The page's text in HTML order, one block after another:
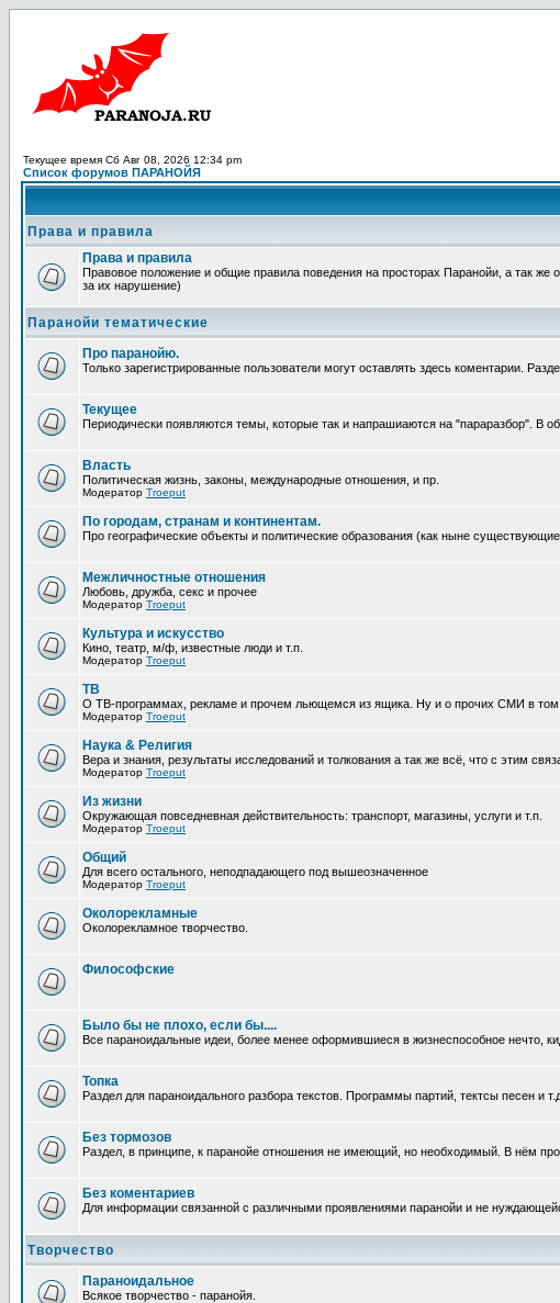
Текущее время Сб Авг 08, 2026 12:34 pm
Список форумов ПАРАНОЙЯ
Права и правила
Права и правила
Правовое положение и общие правила поведения на просторах Паранойи, а так
за их нарушение)
Паранойи тематические
Про паранойю.
Только зарегистрированные пользователи могут оставлять здесь коментарии.
Текущее
Периодически появляются темы, которые так и напрашиаются на "параразбор". В
Власть
Политическая жизнь, законы, международные отношения, и пр.
Модератор Troeput
По городам, странам и континентам.
Про географические объекты и политические образования (как ныне
Межличностные отношения
Любовь, дружба, секс и прочее
Модератор Troeput
Культура и искусство
Кино, театр, м/ф, известные люди и т.п.
Модератор Troeput
ТВ
О ТВ-программах, рекламе и прочем льющемся из ящика. Ну и о прочих СМИ в том
Модератор Troeput
Наука & Религия
Вера и знания, результаты исследований и толкования а так же всё, что с этим
Модератор Troeput
Из жизни
Окружающая повседневная действительность: транспорт, магазины, услуги и т.п.
Модератор Troeput
Общий
Для всего остального, неподпадающего под вышеозначенное
Модератор Troeput
Околорекламные
Околорекламное творчество.
Философские
Было бы не плохо, если бы....
Все параноидальные идеи, более менее оформившиеся в жизнеспособное нечто,
Топка
Раздел для параноидального разбора текстов. Программы партий, тектсы песен и
Без тормозов
Раздел, в принципе, к паранойе отношения не имеющий, но необходимый. В нём
Без коментариев
Для информации связанной с различными проявлениями паранойи и не
Творчество
Параноидальное
Всякое творчество - паранойя.